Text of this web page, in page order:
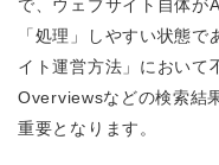
で、ウェブサイト自体が
「処理」しやすい状態
イト運営方法」において
Overviewsなどの検索結
重要となります。